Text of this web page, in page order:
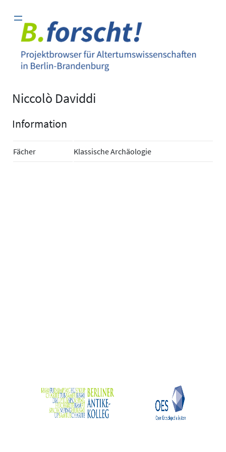
Inhalt
springen
Niccolò Daviddi
Information
Fächer Klassische Archäologie